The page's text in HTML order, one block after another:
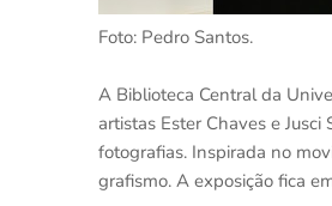
Foto: Pedro Santos.
A Biblioteca Central da
artistas Ester Chaves e
fotografias. Inspirada no
grafismo. A exposição fica